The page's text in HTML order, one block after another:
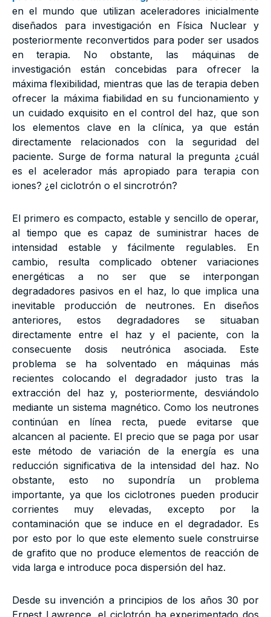
en el mundo que utilizan aceleradores inicialmente
diseñados para investigación en Física Nuclear y
posteriormente reconvertidos para poder ser usados
en terapia. No obstante, las máquinas de
investigación están concebidas para ofrecer la
máxima flexibilidad, mientras que las de terapia deben
ofrecer la máxima fiabilidad en su funcionamiento y
un cuidado exquisito en el control del haz, que son
los elementos clave en la clínica, ya que están
directamente relacionados con la seguridad del
paciente. Surge de forma natural la pregunta ¿cuál
es el acelerador más apropiado para terapia con
iones? ¿el ciclotrón o el sincrotrón?
El primero es compacto, estable y sencillo de operar,
al tiempo que es capaz de suministrar haces de
intensidad estable y fácilmente regulables. En
cambio, resulta complicado obtener variaciones
energéticas a no ser que se interpongan
degradadores pasivos en el haz, lo que implica una
inevitable producción de neutrones. En diseños
anteriores, estos degradadores se situaban
directamente entre el haz y el paciente, con la
consecuente dosis neutrónica asociada. Este
problema se ha solventado en máquinas más
recientes colocando el degradador justo tras la
extracción del haz y, posteriormente, desviándolo
mediante un sistema magnético. Como los neutrones
continúan en línea recta, puede evitarse que
alcancen al paciente. El precio que se paga por usar
este método de variación de la energía es una
reducción significativa de la intensidad del haz. No
obstante, esto no supondría un problema
importante, ya que los ciclotrones pueden producir
corrientes muy elevadas, excepto por la
contaminación que se induce en el degradador. Es
por esto por lo que este elemento suele construirse
de grafito que no produce elementos de reacción de
vida larga e introduce poca dispersión del haz.
Desde su invención a principios de los años 30 por
Ernest Lawrence, el ciclotrón ha experimentado dos